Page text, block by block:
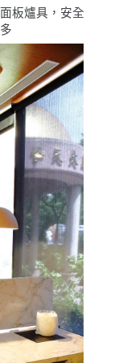
板爐具，安全